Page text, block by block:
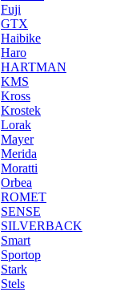
Fuji
GTX
Haibike
Haro
HARTMAN
KMS
Kross
Krostek
Lorak
Mayer
Merida
Moratti
Orbea
ROMET
SENSE
SILVERBACK
Smart
Sportop
Stark
Stels